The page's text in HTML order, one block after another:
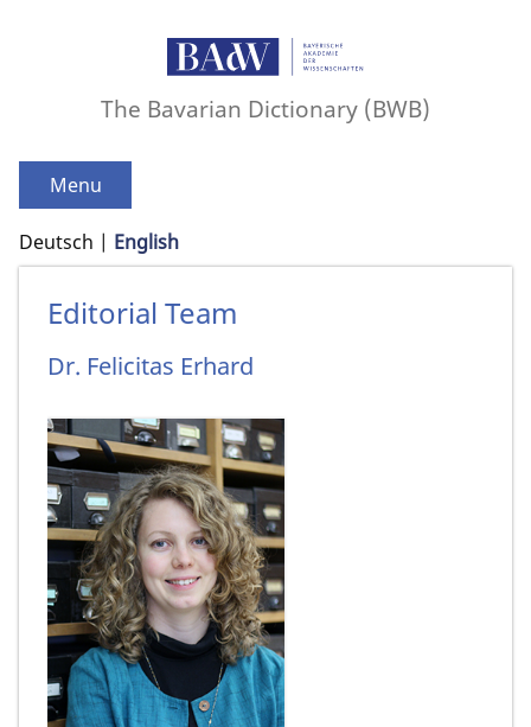
The Bavarian Dictionary (BWB)
Menu
Deutsch English
Editorial Team
Dr. Felicitas Erhard